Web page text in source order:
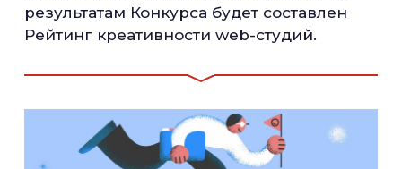
результатам Конкурса будет составлен
Рейтинг креативности web-студий.